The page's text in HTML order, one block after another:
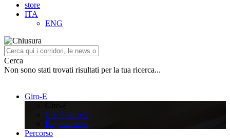
store
ITA
ENG
Cerca
Non sono stati trovati risultati per la tua ricerca...
Giro-E
Cos’è Giro-E
Regolamento
Percorso